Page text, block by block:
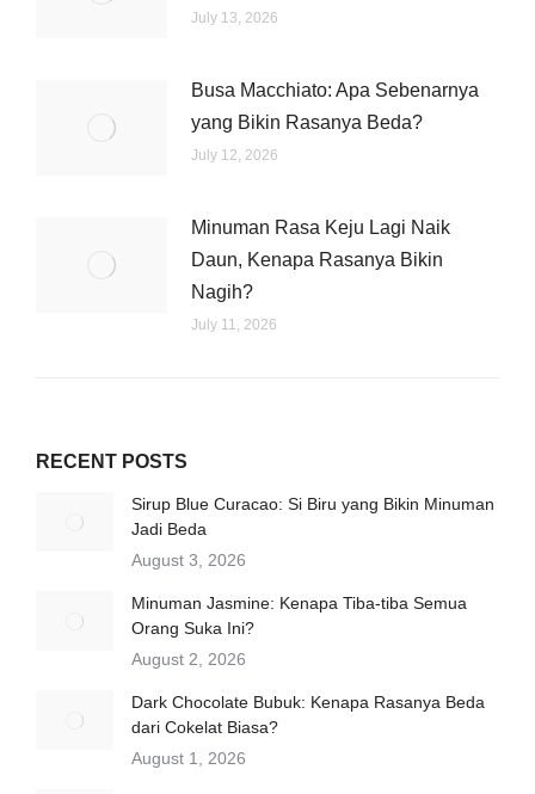
July 13, 2026
Busa Macchiato: Apa Sebenarnya
yang Bikin Rasanya Beda?
July 12, 2026
Minuman Rasa Keju Lagi Naik
Daun, Kenapa Rasanya Bikin
Nagih?
July 11, 2026
RECENT POSTS
Sirup Blue Curacao: Si Biru yang Bikin Minuman
Jadi Beda
August 3, 2026
Minuman Jasmine: Kenapa Tiba-tiba Semua
Orang Suka Ini?
August 2, 2026
Dark Chocolate Bubuk: Kenapa Rasanya Beda
dari Cokelat Biasa?
August 1, 2026